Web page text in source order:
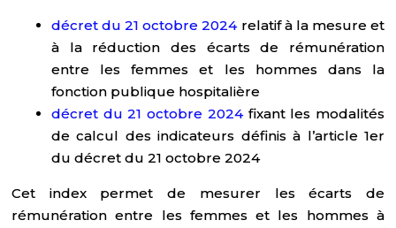
décret du 21 octobre 2024relatif à la mesure et
à la réduction des écarts de rémunération
entre les femmes et les hommes dans la
fonction publique hospitalière
décret du 21 octobre 2024fixant les modalités
de calcul des indicateurs définis à l’article 1er
du décret du 21 octobre 2024
Cet index permet de mesurer les écarts de
rémunération entre les femmes et les hommes à